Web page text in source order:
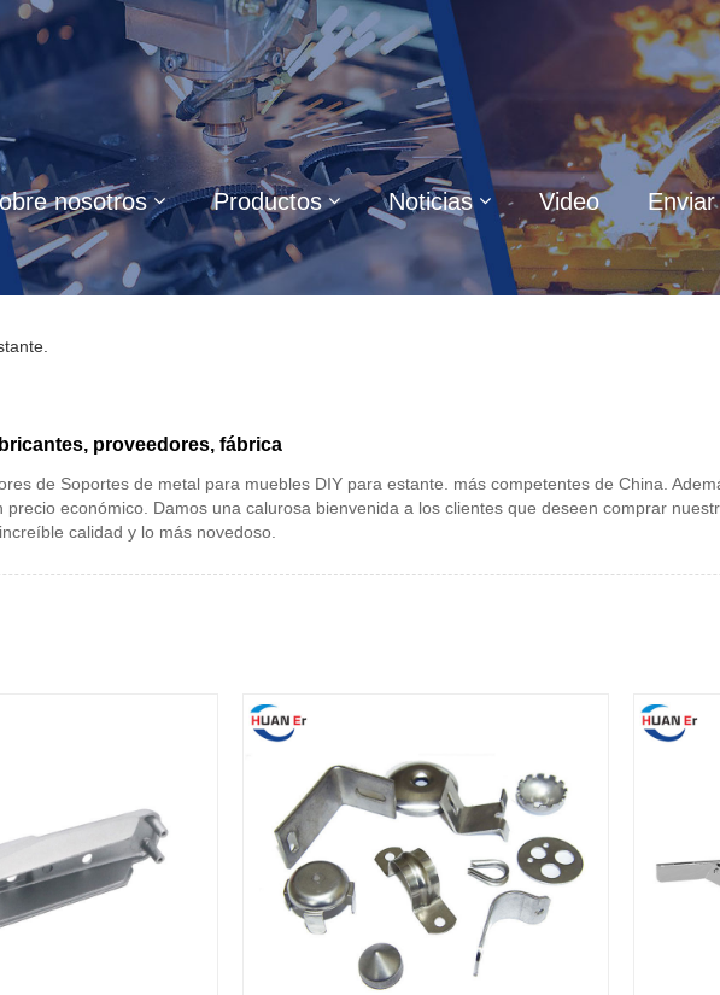
nosotros Productos Noticias Video
proveedores, fábrica
de Soportes de metal para muebles DIY para estante. más competentes de China.
económico. Damos una calurosa bienvenida a los clientes que deseen comprar
calidad y lo más novedoso.